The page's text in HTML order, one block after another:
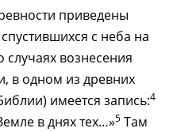
приведены
с неба на
случаях вознесения
в одном из древних
имеется запись:4
в днях тех…»5 Там